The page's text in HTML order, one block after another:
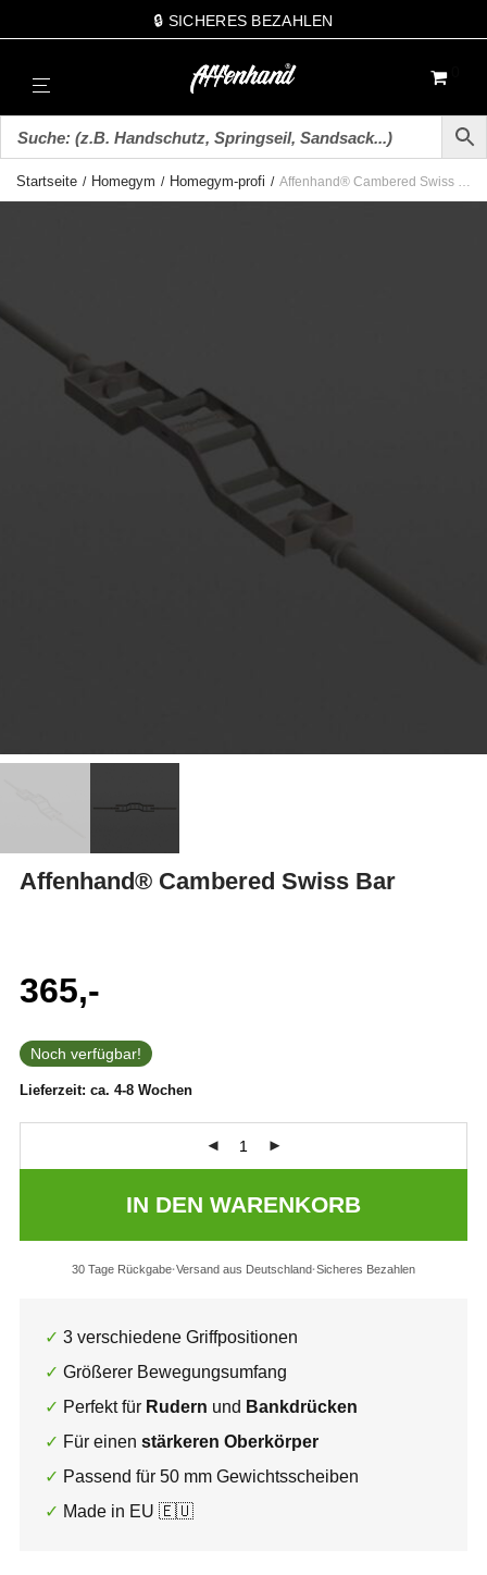
🔒 SICHERES BEZAHLEN
Startseite / Homegym / Homegym-profi / Affenhand® Cambered Swiss Bar
Affenhand® Cambered Swiss Bar
365,-
Noch verfügbar!
Lieferzeit: ca. 4-8 Wochen
IN DEN WARENKORB
30 Tage Rückgabe Versand aus Deutschland Sicheres Bezahlen
3 verschiedene Griffpositionen
Größerer Bewegungsumfang
Perfekt für Rudern und Bankdrücken
Für einen stärkeren Oberkörper
Passend für 50 mm Gewichtsscheiben
Made in EU 🇪🇺